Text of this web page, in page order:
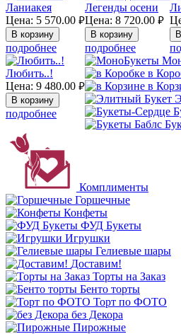
Ланиакея
Цена: 5 570.00 руб.
подробнее
Легенды осени
Цена: 8 720.00 руб.
подробнее
Любить..!
Цена: 9 480.00 руб.
подробнее
в
в
Комплименты
Горшечные
Конфеты
ФУД Букеты
Игрушки
Гелиевые шары
Доставим!
Торты на Заказ
Бенто торты
Торт по ФОТО
без Декора
Пирожные